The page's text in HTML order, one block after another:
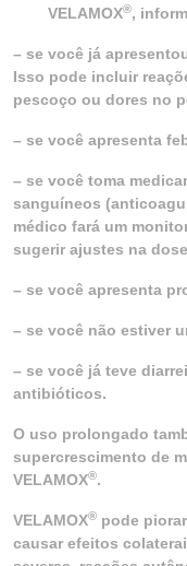
VELAMOX®,
– se você já
Isso pode incluir
pescoço ou dores no
– se você apresenta
– se você toma
sanguíneos
médico fará um
sugerir ajustes na
– se você apresenta
– se você não estiver
– se você já teve
antibióticos.
O uso prolongado
supercrescimento de
VELAMOX®.
VELAMOX® pode
causar efeitos